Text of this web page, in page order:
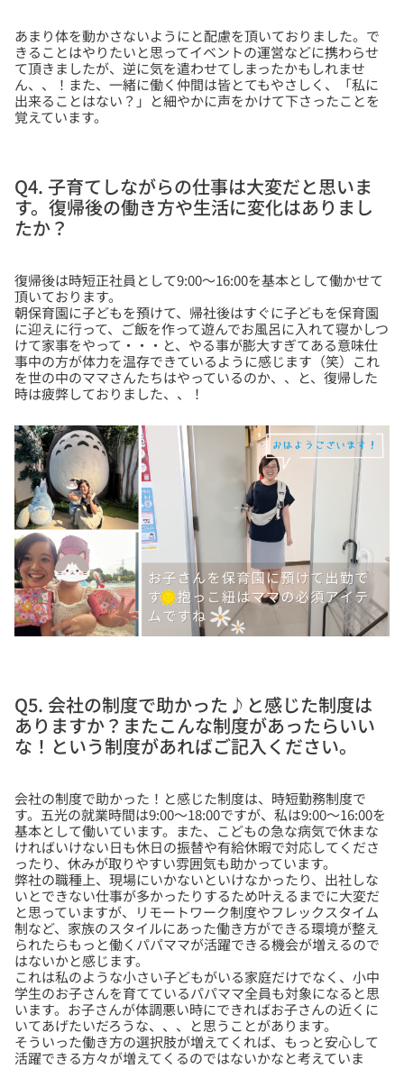
あまり体を動かさないようにと配慮を頂いておりました。で
きることはやりたいと思ってイベントの運営などに携わらせ
て頂きましたが、逆に気を遣わせてしまったかもしれませ
ん、、！また、一緒に働く仲間は皆とてもやさしく、「私に
出来ることはない？」と細やかに声をかけて下さったことを
Q4. 子育てしながらの仕事は大変だと思いま
す。復帰後の働き方や生活に変化はありまし
たか？
復帰後は時短正社員として9:00～16:00を基本として働かせて
頂いております。
朝保育園に子どもを預けて、帰社後はすぐに子どもを保育園
に迎えに行って、ご飯を作って遊んでお風呂に入れて寝かしつ
けて家事をやって・・・と、やる事が膨大すぎてある意味仕
事中の方が体力を温存できているように感じます（笑）これ
を世の中のママさんたちはやっているのか、、と、復帰した
Q5. 会社の制度で助かった♪と感じた制度は
ありますか？またこんな制度があったらいい
な！という制度があればご記入ください。
会社の制度で助かった！と感じた制度は、時短勤務制度で
す。五光の就業時間は9:00～18:00ですが、私は9:00～16:00を
基本として働いています。また、こどもの急な病気で休まな
ければいけない日も休日の振替や有給休暇で対応してくださ
ったり、休みが取りやすい雰囲気も助かっています。
弊社の職種上、現場にいかないといけなかったり、出社しな
いとできない仕事が多かったりするため叶えるまでに大変だ
と思っていますが、リモートワーク制度やフレックスタイム
制など、家族のスタイルにあった働き方ができる環境が整え
られたらもっと働くパパママが活躍できる機会が増えるので
はないかと感じます。
これは私のような小さい子どもがいる家庭だけでなく、小中
学生のお子さんを育てているパパママ全員も対象になると思
います。お子さんが体調悪い時にできればお子さんの近くに
いてあげたいだろうな、、、と思うことがあります。
そういった働き方の選択肢が増えてくれば、もっと安心して
活躍できる方々が増えてくるのではないかなと考えていま